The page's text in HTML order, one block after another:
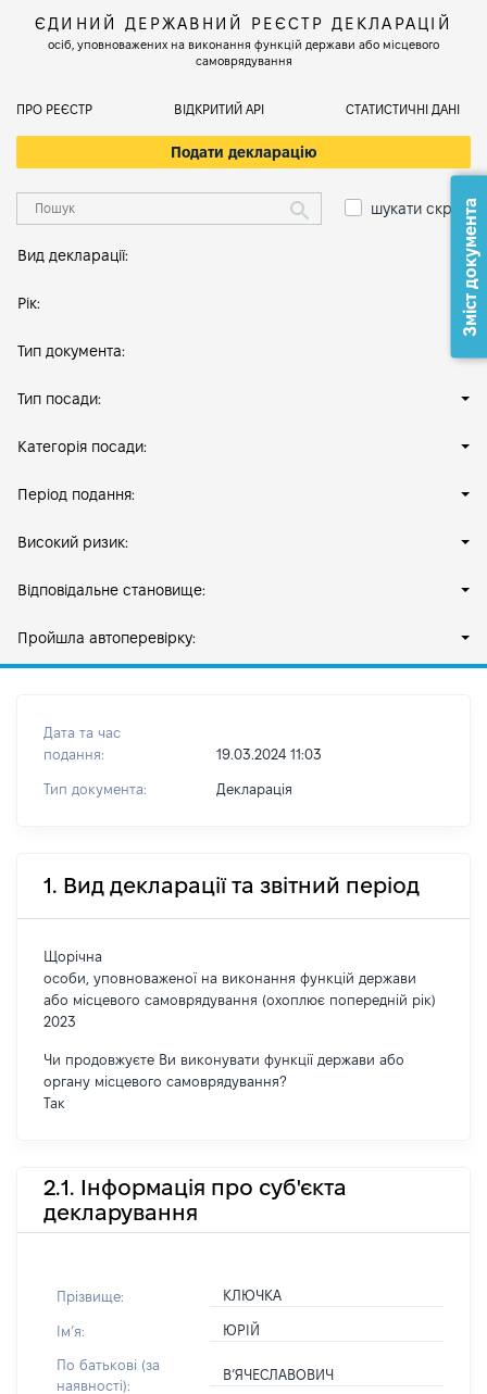
ЄДИНИЙ ДЕРЖАВНИЙ РЕЄСТР ДЕКЛАРАЦІЙ
осіб, уповноважених на виконання функцій держави або місцевого
самоврядування
ПРО РЕЄСТР ВІДКРИТИЙ АРІ СТАТИСТИЧНІ ДАНІ
Подати декларацію
шукати скрізь
Вид декларації:
Рік:
Тип документа:
Тип посади:
Категорія посади:
Період подання:
Високий ризик:
Відповідальне становище:
Пройшла автоперевірку:
Дата та час
подання:
19.03.2024 11:03
Тип документа: Декларація
1. Вид декларації та звітний період
Щорічна
особи, уповноваженої на виконання функцій держави
або місцевого самоврядування (охоплює попередній рік)
2023
Чи продовжуєте Ви виконувати функції держави або
органу місцевого самоврядування?
Так
2.1. Інформація про суб'єкта
декларування
Прізвище: КЛЮЧКА
Імʼя: ЮРІЙ
По батькові (за
наявності):
В’ЯЧЕСЛАВОВИЧ
Зміст документа